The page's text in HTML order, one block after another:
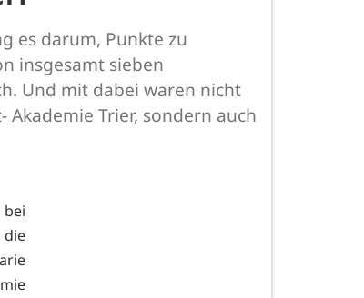
es darum, Punkte zu
insgesamt sieben
Und mit dabei waren nicht
Trier, sondern auch